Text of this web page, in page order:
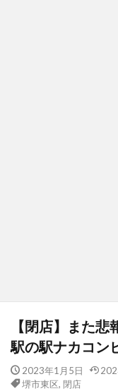
【閉店】また
駅の駅ナカコン
2023年1月5日
堺市東区, 閉店